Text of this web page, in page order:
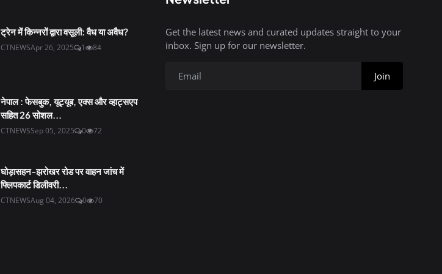
ट्रेन में किन्नरों द्वारा वसूली: वैध या अवैध?
CTNEWSApr 26, 2025 1 84
नेपाल : फेसबुक, यूट्यूब, एक्स और व्हाट्सएप
सहित 26 सोशल...
CTNEWSSep 05, 2025 0 72
घोड़ासहन-झरोखर रोड पर वाहन जांच में
फ्लिपकार्ट डिलीवरी...
CTNEWSAug 04, 2026 0 70
Get the latest news and curated updates straight to your
inbox. Sign up for our newsletter.
Join